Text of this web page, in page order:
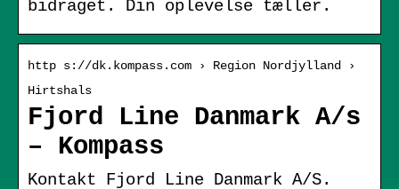
bidraget. Din oplevelse tæller.
http s://dk.kompass.com › Region Nordjylland ›
Hirtshals
Fjord Line Danmark A/s
– Kompass
Kontakt Fjord Line Danmark A/S.